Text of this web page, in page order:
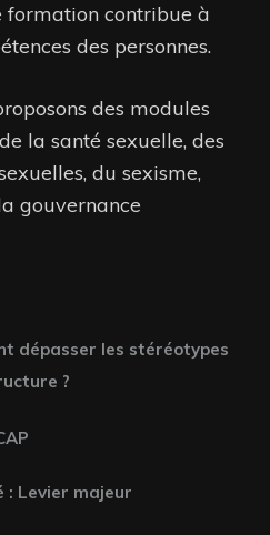
formation contribue à
des personnes.
des modules
la santé sexuelle, des
du sexisme,
gouvernance
dépasser les stéréotypes
?
: Levier majeur